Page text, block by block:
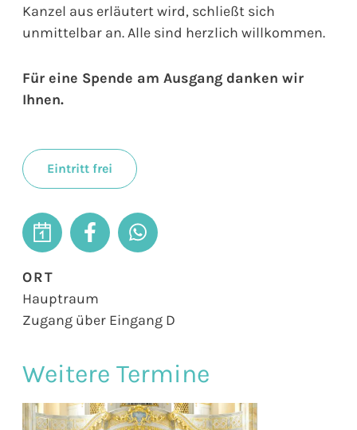
Kanzel aus erläutert wird, schließt sich
unmittelbar an. Alle sind herzlich willkommen.
Für eine Spende am Ausgang danken wir
Ihnen.
Eintritt frei
ORT
Hauptraum
Zugang über Eingang D
Weitere Termine